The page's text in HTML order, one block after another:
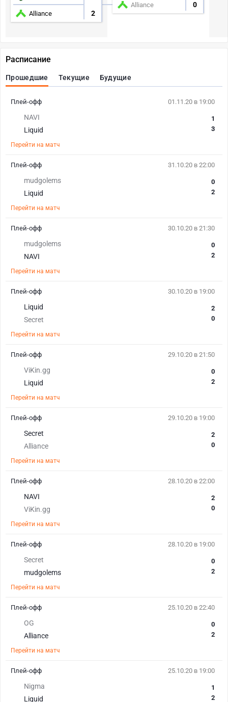
Alliance 2
Alliance 0
Расписание
Прошедшие Текущие Будущие
01.11.20 в 19:00
NAVI
Liquid
1
3
Перейти на матч
Плей-офф
31.10.20 в 22:00
mudgolems
Liquid
0
2
Перейти на матч
Плей-офф
30.10.20 в 21:30
mudgolems
NAVI
0
2
Перейти на матч
Плей-офф
30.10.20 в 19:00
Liquid
Secret
2
0
Перейти на матч
Плей-офф
29.10.20 в 21:50
ViKin.gg
Liquid
0
2
Перейти на матч
Плей-офф
29.10.20 в 19:00
Secret
Alliance
2
0
Перейти на матч
Плей-офф
28.10.20 в 22:00
NAVI
ViKin.gg
2
0
Перейти на матч
Плей-офф
28.10.20 в 19:00
Secret
mudgolems
0
2
Перейти на матч
Плей-офф
25.10.20 в 22:40
OG
Alliance
0
2
Перейти на матч
Плей-офф
25.10.20 в 19:00
Nigma
Liquid
1
2
Плей-офф